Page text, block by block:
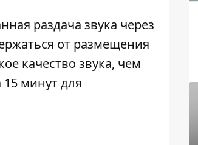
раздача звука через
от размещения
качество звука, чем
минут для